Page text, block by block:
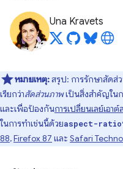
Una Kravets
หมายเหตุ:สรุป: การรักษาสัดส่
เรียกว่าสัดส่วนภาพเป็นสิ่งสำคัญใน
และเพื่อป้องกันการเปลี่ยนเลย์เอาต์
ในการทำเช่นนี้ด้วยaspect-ratio
88,Firefox 87 และ Safari